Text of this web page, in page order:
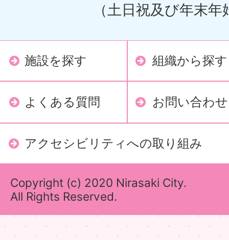
（土日祝及び年末
施設を探す 組織から探す
よくある質問 お問い合わせ
アクセシビリティへの取り組み
Copyright (c) 2020 Nirasaki City.
All Rights Reserved.